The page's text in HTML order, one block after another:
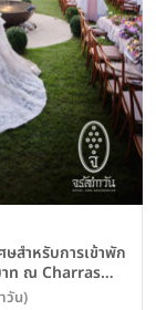
สำหรับการเข้าพัก
าท ณ Charras
(จรัสภาวัน)